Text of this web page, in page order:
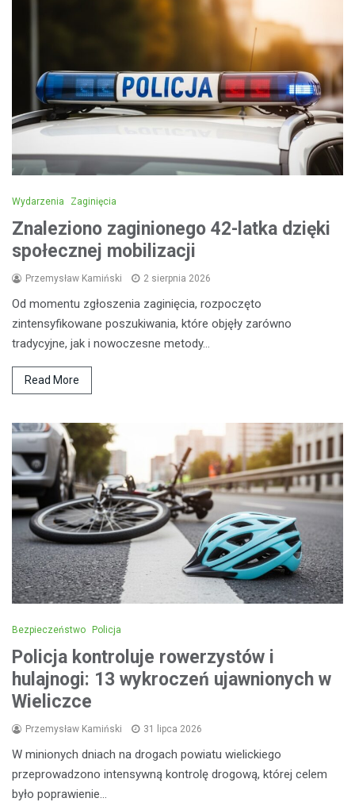
Wydarzenia Zaginięcia
Znaleziono zaginionego 42-latka dzięki
społecznej mobilizacji
Przemysław Kamiński 2 sierpnia 2026
Od momentu zgłoszenia zaginięcia, rozpoczęto
zintensyfikowane poszukiwania, które objęły zarówno
tradycyjne, jak i nowoczesne metody…
Read More
Bezpieczeństwo Policja
Policja kontroluje rowerzystów i
hulajnogi: 13 wykroczeń ujawnionych w
Wieliczce
Przemysław Kamiński 31 lipca 2026
W minionych dniach na drogach powiatu wielickiego
przeprowadzono intensywną kontrolę drogową, której celem
było poprawienie…